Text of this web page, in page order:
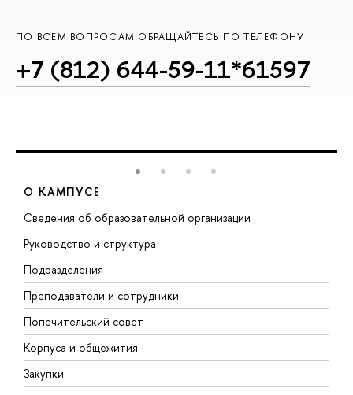
ПО ВСЕМ ВОПРОСАМ ОБРАЩАЙТЕСЬ ПО ТЕЛЕФОНУ
+7 (812) 644-59-11*61597
О КАМПУСЕ
Сведения об образовательной организации
Руководство и структура
Подразделения
Преподаватели и сотрудники
Попечительский совет
Корпуса и общежития
Закупки